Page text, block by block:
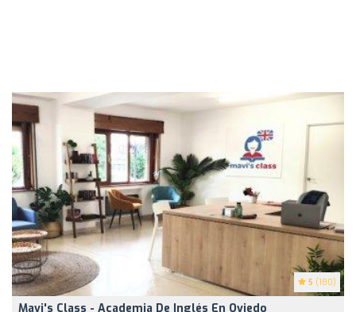
5 (180)
Mavi's Class - Academia De Inglés En Oviedo